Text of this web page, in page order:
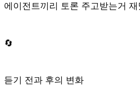
에이전트끼리 토론 주고받는거
🔄
듣기 전과 후의 변화